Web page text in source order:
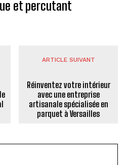
et percutant
ARTICLE SUIVANT
Réinventez votre intérieur
avec une entreprise
artisanale spécialisée en
parquet à Versailles